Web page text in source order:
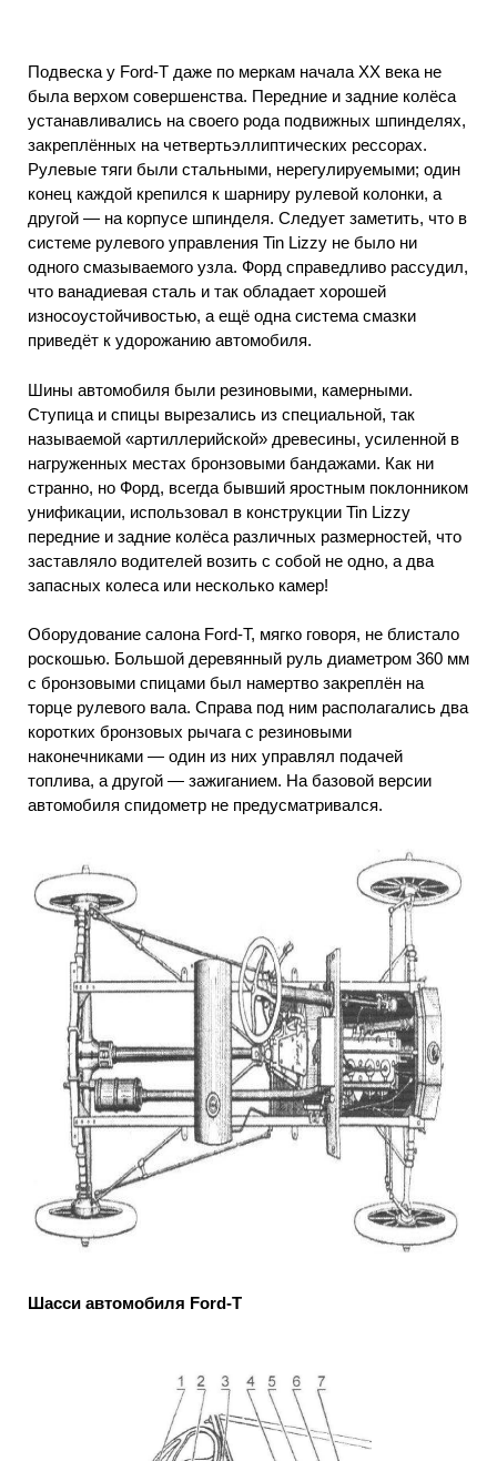
Подвеска у Ford-T даже по меркам начала XX века не
была верхом совершенства. Передние и задние колёса
устанавливались на своего рода подвижных шпинделях,
закреплённых на четвертьэллиптических рессорах.
Рулевые тяги были стальными, нерегулируемыми; один
конец каждой крепился к шарниру рулевой колонки, а
другой — на корпусе шпинделя. Следует заметить, что в
системе рулевого управления Tin Lizzy не было ни
одного смазываемого узла. Форд справедливо рассудил,
что ванадиевая сталь и так обладает хорошей
износоустойчивостью, а ещё одна система смазки
приведёт к удорожанию автомобиля.
Шины автомобиля были резиновыми, камерными.
Ступица и спицы вырезались из специальной, так
называемой «артиллерийской» древесины, усиленной в
нагруженных местах бронзовыми бандажами. Как ни
странно, но Форд, всегда бывший яростным поклонником
унификации, использовал в конструкции Tin Lizzy
передние и задние колёса различных размерностей, что
заставляло водителей возить с собой не одно, а два
запасных колеса или несколько камер!
Оборудование салона Ford-T, мягко говоря, не блистало
роскошью. Большой деревянный руль диаметром 360 мм
с бронзовыми спицами был намертво закреплён на
торце рулевого вала. Справа под ним располагались два
коротких бронзовых рычага с резиновыми
наконечниками — один из них управлял подачей
топлива, а другой — зажиганием. На базовой версии
автомобиля спидометр не предусматривался.
Шасси автомобиля Ford-T